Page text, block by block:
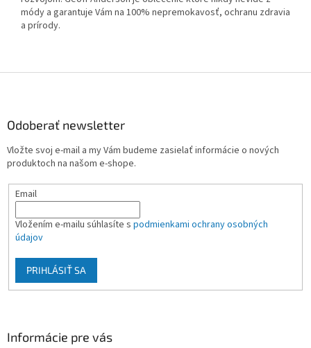
módy a garantuje Vám na 100% nepremokavosť, ochranu zdravia
a prírody.
Odoberať newsletter
Vložte svoj e-mail a my Vám budeme zasielať informácie o nových
produktoch na našom e-shope.
Email
Vložením e-mailu súhlasíte s podmienkami ochrany osobných
údajov
PRIHLÁSIŤ SA
Informácie pre vás